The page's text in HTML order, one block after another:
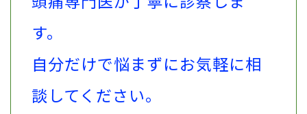
す。
自分だけで悩まずにお気軽に相
談してください。